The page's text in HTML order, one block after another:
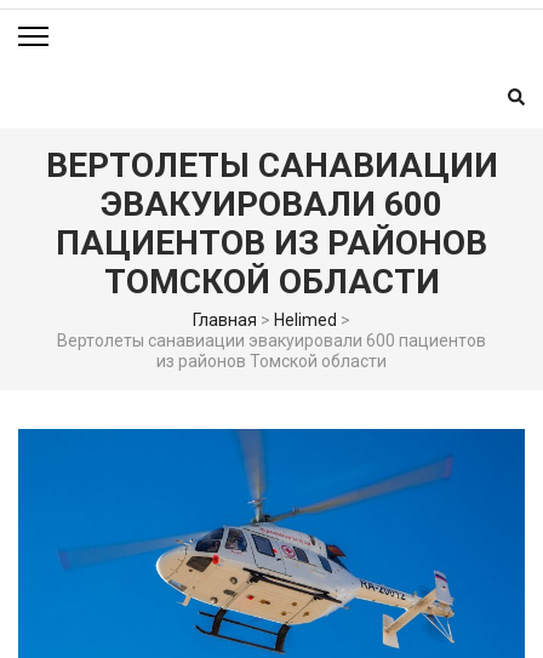
ВЕРТОЛЕТЫ САНАВИАЦИИ
ЭВАКУИРОВАЛИ 600
ПАЦИЕНТОВ ИЗ РАЙОНОВ
ТОМСКОЙ ОБЛАСТИ
Главная > Helimed >
Вертолеты санавиации эвакуировали 600 пациентов
из районов Томской области